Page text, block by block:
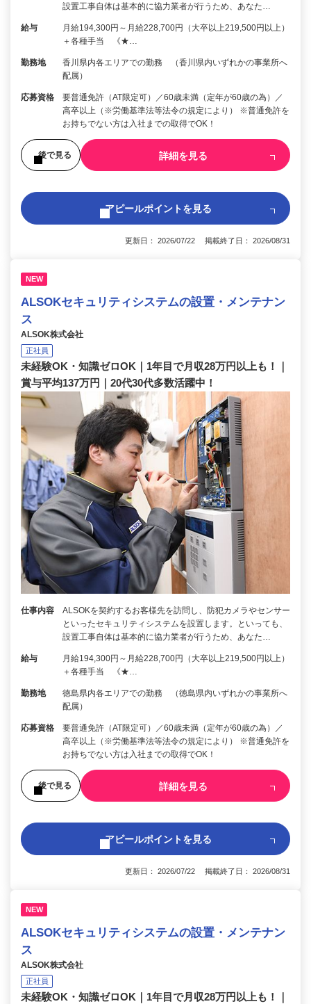
設置工事自体は基本的に協力業者が行うため、あなた…
給与
月給194,300円～月給228,700円（大卒以上219,500円以上）
＋各種手当 《★…
勤務地
香川県内各エリアでの勤務 （香川県内いずれかの事業所へ
配属）
応募資格
要普通免許（AT限定可）／60歳未満（定年が60歳の為）／
高卒以上（※労働基準法等法令の規定により） ※普通免許を
お持ちでない方は入社までの取得でOK！
後で見る 詳細を見る
アピールポイントを見る
更新日： 2026/07/22 掲載終了日： 2026/08/31
NEW
ALSOKセキュリティシステムの設置・メンテナン
ス
ALSOK株式会社
正社員
未経験OK・知識ゼロOK｜1年目で月収28万円以上も！｜
賞与平均137万円｜20代30代多数活躍中！
仕事内容
ALSOKを契約するお客様先を訪問し、防犯カメラやセンサー
といったセキュリティシステムを設置します。といっても、
設置工事自体は基本的に協力業者が行うため、あなた…
給与
月給194,300円～月給228,700円（大卒以上219,500円以上）
＋各種手当 《★…
勤務地
徳島県内各エリアでの勤務 （徳島県内いずれかの事業所へ
配属）
応募資格
要普通免許（AT限定可）／60歳未満（定年が60歳の為）／
高卒以上（※労働基準法等法令の規定により） ※普通免許を
お持ちでない方は入社までの取得でOK！
後で見る 詳細を見る
アピールポイントを見る
更新日： 2026/07/22 掲載終了日： 2026/08/31
NEW
ALSOKセキュリティシステムの設置・メンテナン
ス
ALSOK株式会社
正社員
未経験OK・知識ゼロOK｜1年目で月収28万円以上も！｜